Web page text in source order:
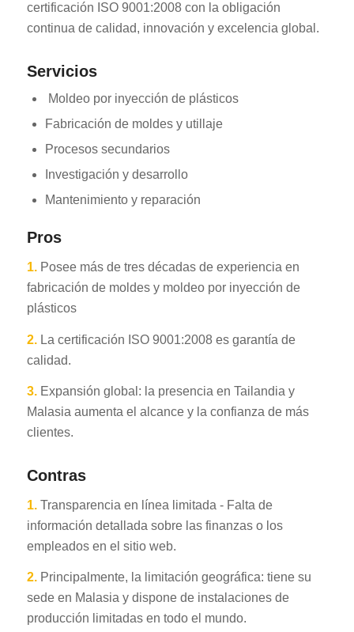
certificación ISO 9001:2008 con la obligación
continua de calidad, innovación y excelencia global.
Servicios
Moldeo por inyección de plásticos
Fabricación de moldes y utillaje
Procesos secundarios
Investigación y desarrollo
Mantenimiento y reparación
Pros
1. Posee más de tres décadas de experiencia en
fabricación de moldes y moldeo por inyección de
plásticos
2. La certificación ISO 9001:2008 es garantía de
calidad.
3. Expansión global: la presencia en Tailandia y
Malasia aumenta el alcance y la confianza de más
clientes.
Contras
1. Transparencia en línea limitada - Falta de
información detallada sobre las finanzas o los
empleados en el sitio web.
2. Principalmente, la limitación geográfica: tiene su
sede en Malasia y dispone de instalaciones de
producción limitadas en todo el mundo.